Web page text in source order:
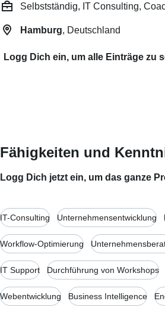
Selbstständig, IT Consulting,
Hamburg, Deutschland
Logg Dich ein, um alle Einträge zu
Fähigkeiten und
Logg Dich jetzt ein, um das ganze
IT-Consulting Unternehmensentwicklung
Workflow-Optimierung
IT Support Durchführung von Workshops
Webentwicklung Business Intelligence